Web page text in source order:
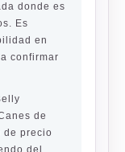
donde es
Es
en
confirmar
de
de precio
del